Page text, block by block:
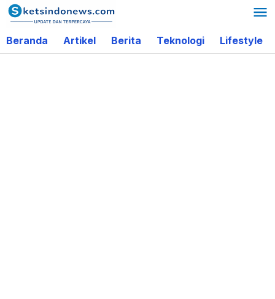
Lewati
ke
konten
Beranda Artikel Berita Teknologi Lifestyle